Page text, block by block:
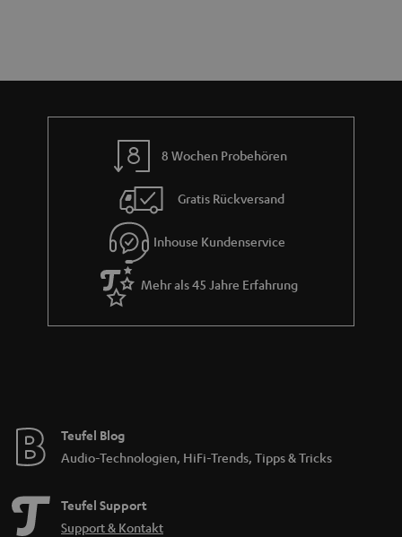
n
8 Wochen Probehören
Gratis Rückversand
Inhouse Kundenservice
Mehr als 45 Jahre Erfahrung
Teufel Blog
Audio-Technologien, HiFi-Trends, Tipps & Tricks
Teufel Support
Support & Kontakt